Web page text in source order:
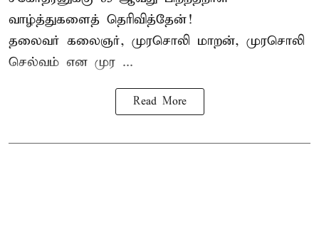
வாழ்த்துகளைத் தெரிவித்தேன்!
தலைவர் கலைஞர், முரசொலி மாறன், முரசொலி
செல்வம் என முர ...
Read More